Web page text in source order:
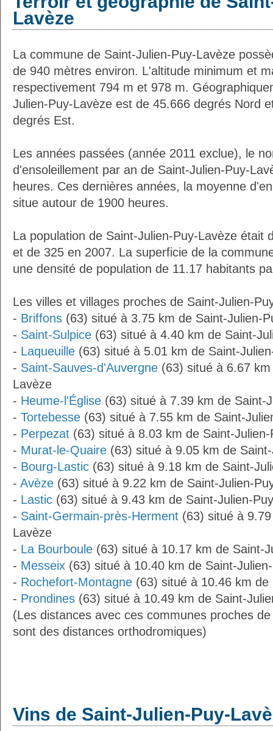
Lavèze
La commune de Saint-Julien-Puy-Lavèze
de 940 mètres environ. L'altitude minimum et
respectivement 794 m et 978 m.
Julien-Puy-Lavèze est de 45.666 degrés Nord
degrés Est.
Les années passées (année 2011 exclue), le
d'ensoleillement par an de Saint-Julien-Puy-
heures. Ces dernières années, la moyenne
situe autour de 1900 heures.
La population de Saint-Julien-Puy-Lavèze était
et de 325 en 2007. La superficie de la
une densité de population de 11.17 habitants
Les villes et villages proches de Saint-Julien-
- Briffons (63) situé à 3.75 km de Saint-Julien-
- Saint-Sulpice (63) situé à 4.40 km de Saint-
- Laqueuille (63) situé à 5.01 km de Saint-
- Saint-Sauves-d'Auvergne (63) situé à 6.67
Lavèze
- Heume-l'Église (63) situé à 7.39 km de Saint-
- Tortebesse (63) situé à 7.55 km de Saint-
- Perpezat (63) situé à 8.03 km de Saint-
- Murat-le-Quaire (63) situé à 9.05 km de
- Bourg-Lastic (63) situé à 9.18 km de Saint-
- Avèze (63) situé à 9.22 km de Saint-Julien-
- Lastic (63) situé à 9.43 km de Saint-Julien-
- Saint-Germain-près-Herment (63) situé à
Lavèze
- La Bourboule (63) situé à 10.17 km de Saint-
- Messeix (63) situé à 10.40 km de Saint-
- Rochefort-Montagne (63) situé à 10.46 km
- Prondines (63) situé à 10.49 km de Saint-
(Les distances avec ces communes proches
sont des distances orthodromiques)
Vins de Saint-Julien-Puy-